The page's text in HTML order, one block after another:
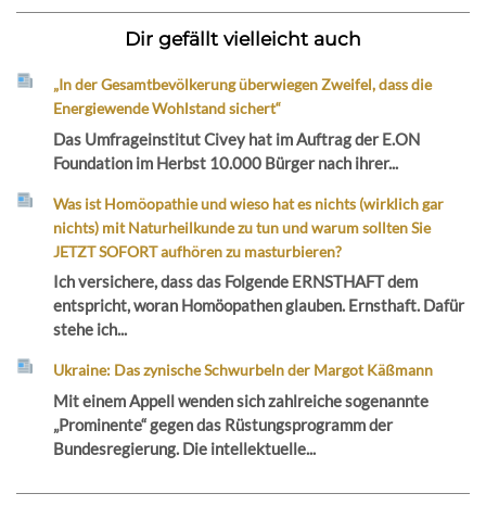
Dir gefällt vielleicht auch
„In der Gesamtbevölkerung überwiegen Zweifel, dass die
Energiewende Wohlstand sichert“
Das Umfrageinstitut Civey hat im Auftrag der E.ON
Foundation im Herbst 10.000 Bürger nach ihrer...
Was ist Homöopathie und wieso hat es nichts (wirklich gar
nichts) mit Naturheilkunde zu tun und warum sollten Sie
JETZT SOFORT aufhören zu masturbieren?
Ich versichere, dass das Folgende ERNSTHAFT dem
entspricht, woran Homöopathen glauben. Ernsthaft. Dafür
stehe ich...
Ukraine: Das zynische Schwurbeln der Margot Käßmann
Mit einem Appell wenden sich zahlreiche sogenannte
„Prominente“ gegen das Rüstungsprogramm der
Bundesregierung. Die intellektuelle...